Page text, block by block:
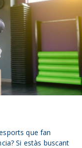
que fan
Si estàs buscant